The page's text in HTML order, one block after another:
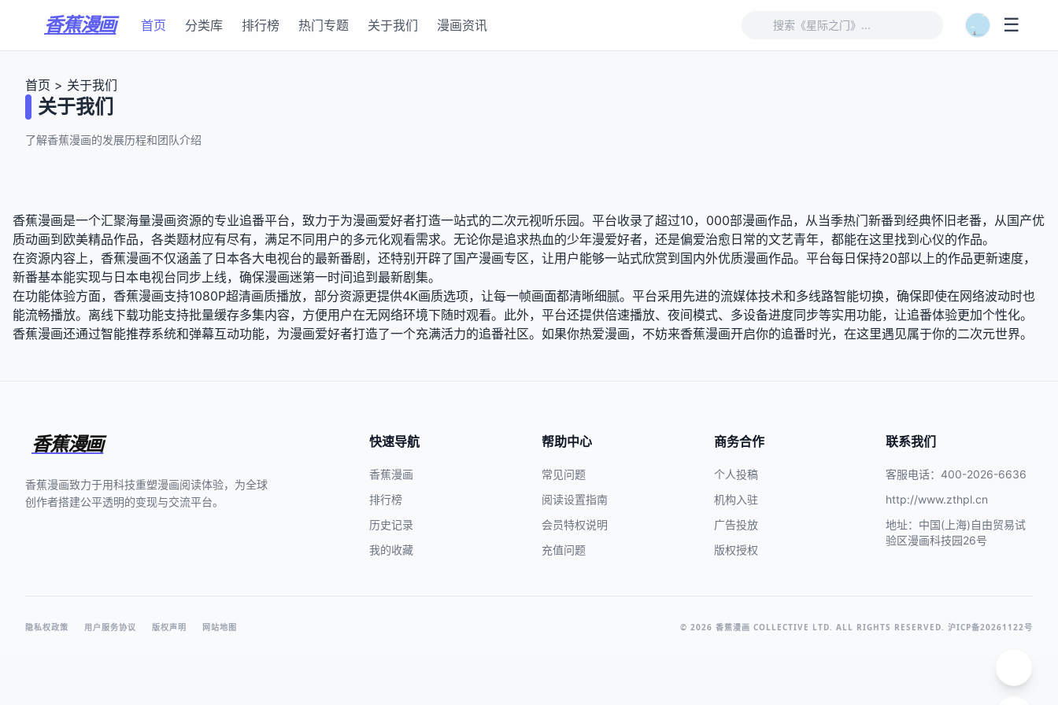
香蕉漫画 首页 分类库 排行榜 热门专题 关于我们 漫画资讯 ☰
首页 > 关于我们
关于我们
了解香蕉漫画的发展历程和团队介绍
香蕉漫画是一个汇聚海量漫画资源的专业追番平台，致力于为漫画爱好者打造一站式的二次元视听乐园。平台收录了超过10，000部漫画作品，从当季热门新番到经典怀旧老番，从国产优
质动画到欧美精品作品，各类题材应有尽有，满足不同用户的多元化观看需求。无论你是追求热血的少年漫爱好者，还是偏爱治愈日常的文艺青年，都能在这里找到心仪的作品。
在资源内容上，香蕉漫画不仅涵盖了日本各大电视台的最新番剧，还特别开辟了国产漫画专区，让用户能够一站式欣赏到国内外优质漫画作品。平台每日保持20部以上的作品更新速度，
新番基本能实现与日本电视台同步上线，确保漫画迷第一时间追到最新剧集。
在功能体验方面，香蕉漫画支持1080P超清画质播放，部分资源更提供4K画质选项，让每一帧画面都清晰细腻。平台采用先进的流媒体技术和多线路智能切换，确保即使在网络波动时也
能流畅播放。离线下载功能支持批量缓存多集内容，方便用户在无网络环境下随时观看。此外，平台还提供倍速播放、夜间模式、多设备进度同步等实用功能，让追番体验更加个性化。
香蕉漫画还通过智能推荐系统和弹幕互动功能，为漫画爱好者打造了一个充满活力的追番社区。如果你热爱漫画，不妨来香蕉漫画开启你的追番时光，在这里遇见属于你的二次元世界。
香蕉漫画
香蕉漫画致力于用科技重塑漫画阅读体验，为全球
创作者搭建公平透明的变现与交流平台。
快速导航
香蕉漫画
排行榜
历史记录
我的收藏
帮助中心
常见问题
阅读设置指南
会员特权说明
充值问题
商务合作
个人投稿
机构入驻
广告投放
版权授权
联系我们
客服电话：400-2026-6636
http://www.zthpl.cn
地址：中国(上海)自由贸易试
验区漫画科技园26号
隐私权政策 用户服务协议 版权声明 网站地图 © 2026 香蕉漫画 COLLECTIVE LTD. ALL RIGHTS RESERVED. 沪ICP备20261122号